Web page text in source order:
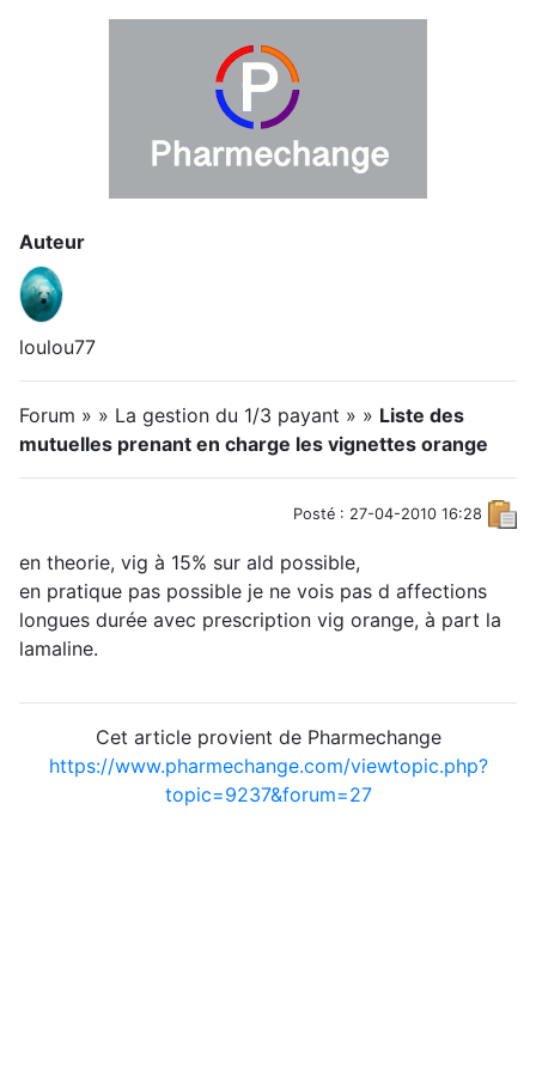
Auteur
loulou77
Forum » » La gestion du 1/3 payant » » Liste des
mutuelles prenant en charge les vignettes orange
Posté : 27-04-2010 16:28
en theorie, vig à 15% sur ald possible,
en pratique pas possible je ne vois pas d affections
longues durée avec prescription vig orange, à part la
lamaline.
Cet article provient de Pharmechange
https://www.pharmechange.com/viewtopic.php?
topic=9237&forum=27